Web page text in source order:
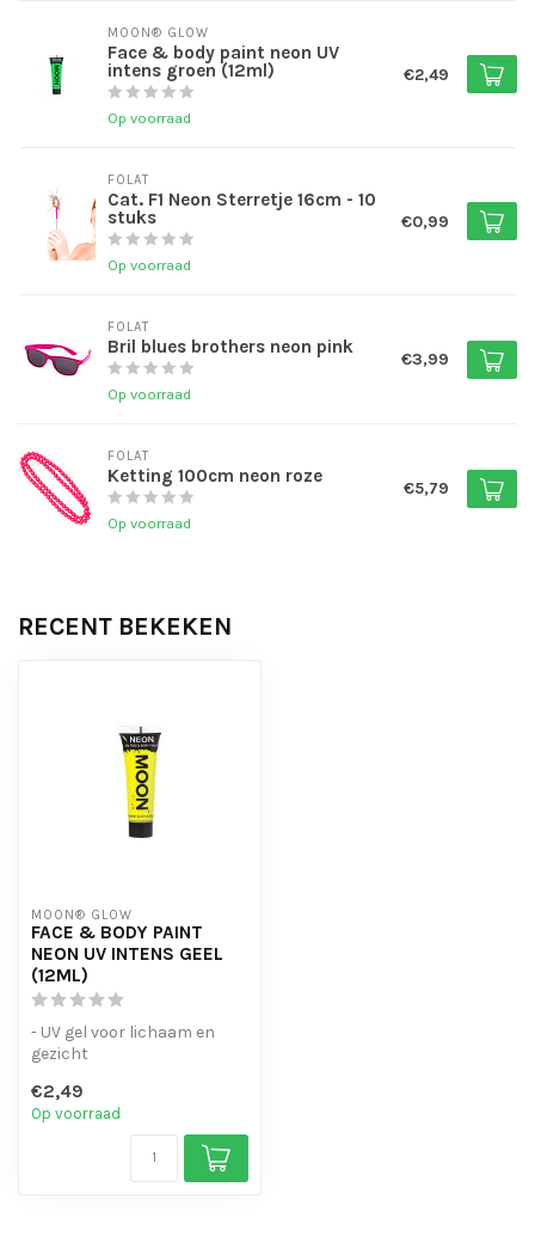
MOON® GLOW
Face & body paint neon UV
intens groen (12ml)
Op voorraad
€2,49
FOLAT
Cat. F1 Neon Sterretje 16cm - 10
stuks
Op voorraad
€0,99
FOLAT
Bril blues brothers neon pink
Op voorraad
€3,99
FOLAT
Ketting 100cm neon roze
Op voorraad
€5,79
RECENT BEKEKEN
MOON® GLOW
FACE & BODY PAINT
NEON UV INTENS GEEL
(12ML)
- UV gel voor lichaam en
gezicht
scala aan kleuren.
€2,49
Op voorraad